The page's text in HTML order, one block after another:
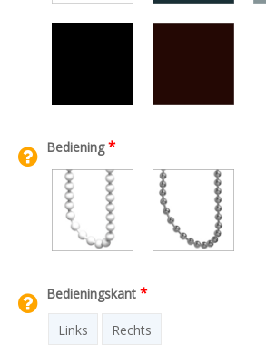
Bediening*
Bedieningskant *
Links Rechts